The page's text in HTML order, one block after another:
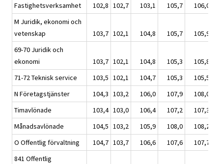
Fastighetsverksamhet
102,8 102,7 103,1 105,7
106,0
M Juridik, ekonomi och
vetenskap
103,7 102,1 104,8 105,7
105,9
69-70 Juridik och
ekonomi
103,7 102,1 104,8 105,3
105,8
71-72 Teknisk service
103,5 102,1 104,7 105,3
105,5
N Företagstjänster
104,3 103,2 106,0 107,9
108,0
Timavlönade
103,4 103,0 106,4 107,2
107,3
Månadsavlönade
104,5 103,2 105,9 108,0
108,2
O Offentlig förvaltning
104,7 103,7 106,6 107,6
107,7
841 Offentlig